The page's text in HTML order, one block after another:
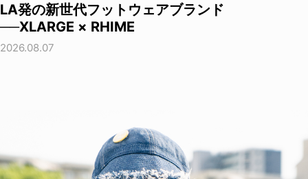
LA発の新世代フットウェアブランド
──XLARGE × RHIME
2026.08.07